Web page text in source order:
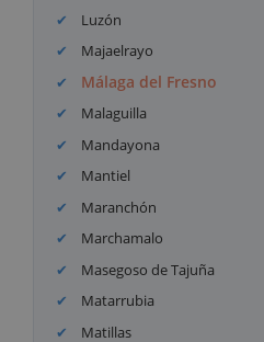
Luzón
Majaelrayo
Málaga del Fresno
Malaguilla
Mandayona
Mantiel
Maranchón
Marchamalo
Masegoso de Tajuña
Matarrubia
Matillas